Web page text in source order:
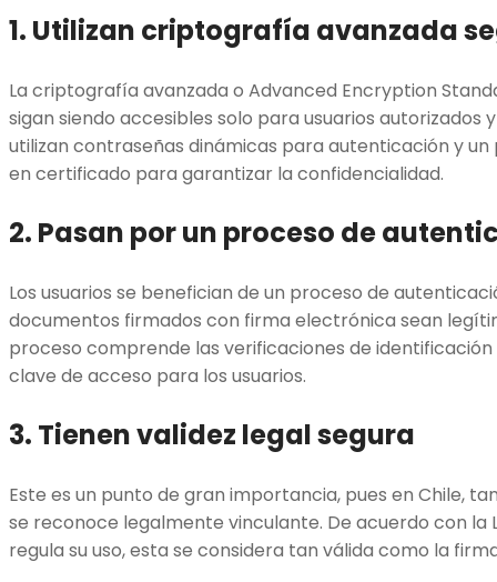
1. Utilizan criptografía avanzada
La criptografía avanzada o Advanced Encryption
sigan siendo accesibles solo para usuarios autorizados
utilizan contraseñas dinámicas para autenticación y
en certificado para garantizar la confidencialidad.
2. Pasan por un proceso de
Los usuarios se benefician de un proceso de
documentos firmados con firma electrónica sean
proceso comprende las verificaciones de
clave de acceso para los usuarios.
3. Tienen validez legal segura
Este es un punto de gran importancia, pues en Chile,
se reconoce legalmente vinculante. De acuerdo con la
regula su uso, esta se considera tan válida como la